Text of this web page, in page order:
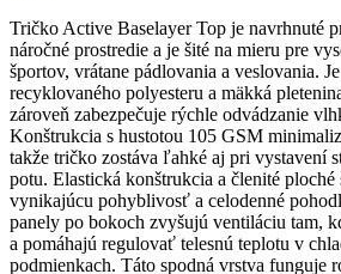
Tričko Active Baselayer Top je navrhnuté
náročné prostredie a je šité na mieru pre
športov, vrátane pádlovania a veslovania.
recyklovaného polyesteru a mäkká
zároveň zabezpečuje rýchle odvádzanie
Konštrukcia s hustotou 105 GSM
takže tričko zostáva ľahké aj pri vystavení
potu. Elastická konštrukcia a členité
vynikajúcu pohyblivosť a celodenné
panely po bokoch zvyšujú ventiláciu tam,
a pomáhajú regulovať telesnú teplotu v
podmienkach. Táto spodná vrstva funguje